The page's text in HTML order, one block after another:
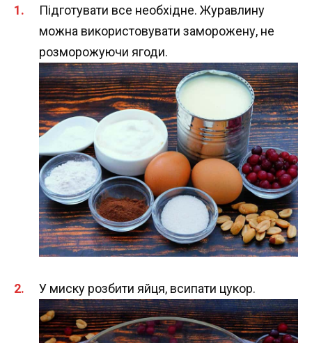
Підготувати все необхідне. Журавлину
можна використовувати заморожену, не
розморожуючи ягоди.
У миску розбити яйця, всипати цукор.